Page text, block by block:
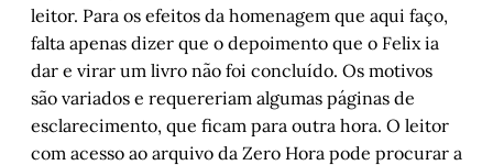
leitor. Para os efeitos da homenagem que aqui faço,
falta apenas dizer que o depoimento que o Felix ia
dar e virar um livro não foi concluído. Os motivos
são variados e requereriam algumas páginas de
esclarecimento, que ficam para outra hora. O leitor
com acesso ao arquivo da Zero Hora pode procurar a